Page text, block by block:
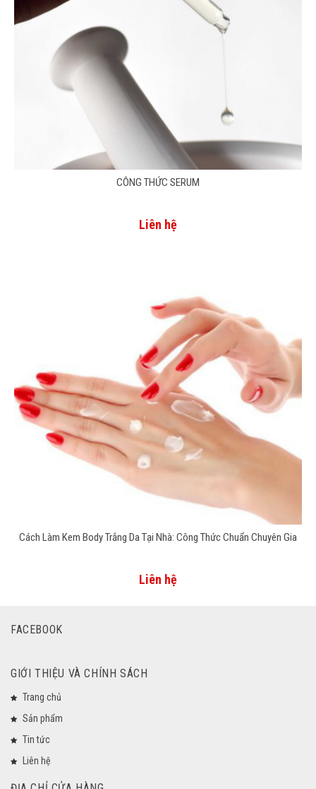
CÔNG THỨC SERUM
Liên hệ
Cách Làm Kem Body Trắng Da Tại Nhà: Công Thức Chuẩn Chuyên Gia
Liên hệ
FACEBOOK
GIỚI THIỆU VÀ CHÍNH SÁCH
Trang chủ
Sản phẩm
Tin tức
Liên hệ